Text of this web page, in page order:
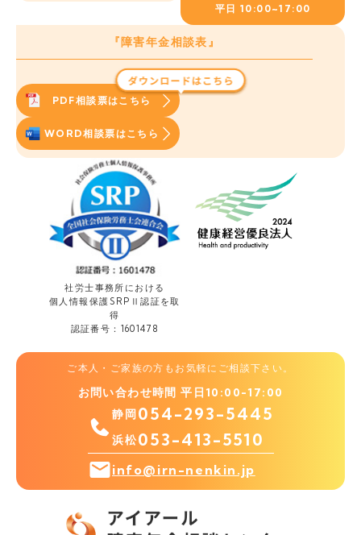
平日 10:00~17:00
『障害年金相談表』
PDF相談票はこちら
WORD相談票はこちら
社労士事務所における
個人情報保護SRPⅡ認証を取
得
認証番号：1601478
ご本人・ご家族の方もお気軽にご相談下さい。
お問い合わせ時間 平日10:00-17:00
静岡054-293-5445
浜松053-413-5510
info@irn-nenkin.jp